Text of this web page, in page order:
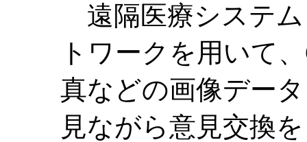
遠隔医療システ
トワークを用いて
真などの画像デー
見ながら意見交換